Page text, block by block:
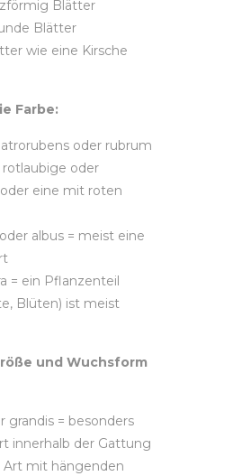
Blätter
Blätter
wie eine Kirsche
Farbe:
oder rubrum
oder
eine mit roten
albus = meist eine
= ein Pflanzenteil
Blüten) ist meist
und Wuchsform
grandis = besonders
innerhalb der Gattung
Art mit hängenden